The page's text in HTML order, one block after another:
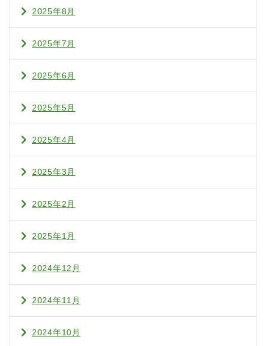
2025年8月
2025年7月
2025年6月
2025年5月
2025年4月
2025年3月
2025年2月
2025年1月
2024年12月
2024年11月
2024年10月